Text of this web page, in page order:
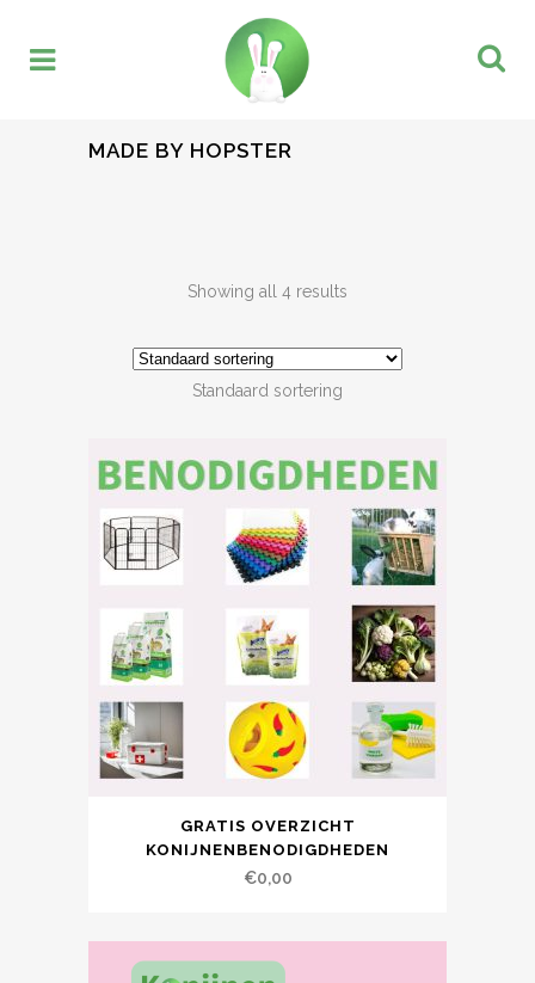
MADE BY HOPSTER
Showing all 4 results
Standaard sortering
GRATIS OVERZICHT
KONIJNENBENODIGDHEDEN
€0,00